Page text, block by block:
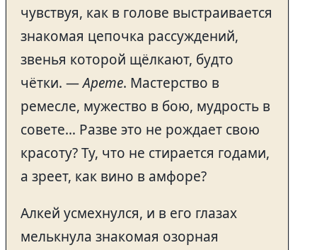
чувствуя, как в голове выстраивается
знакомая цепочка рассуждений,
звенья которой щёлкают, будто
чётки. —Арете. Мастерство в
ремесле, мужество в бою, мудрость в
совете… Разве это не рождает свою
красоту? Ту, что не стирается годами,
а зреет, как вино в амфоре?
Алкей усмехнулся, и в его глазах
мелькнула знакомая озорная